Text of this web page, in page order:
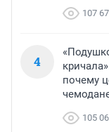
107
4
почему
105